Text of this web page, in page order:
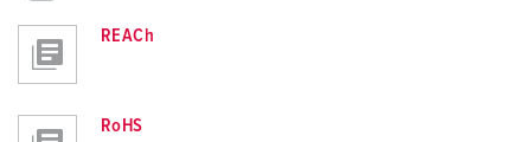
REACh
RoHS